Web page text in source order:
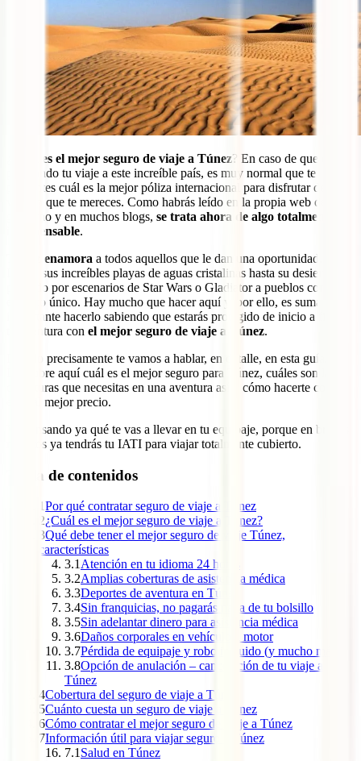
Cuál es el mejor seguro de viaje a Túnez? En caso de que estés
planeando tu viaje a este increíble país, es muy normal que te
preguntes cuál es la mejor póliza internacional para disfrutar de ese
viajazo que te mereces. Como habrás leído en la propia web del
gobierno y en muchos blogs, se trata ahora de algo totalmente
indispensable.
Túnez enamora a todos aquellos que le dan una oportunidad.
Desde sus increíbles playas de aguas cristalinas hasta su desierto,
pasando por escenarios de Star Wars o Gladiator a pueblos con un
encanto único. Hay mucho que hacer aquí y, por ello, es sumamente
importante hacerlo sabiendo que estarás protegido de inicio a fin de
tu aventura con el mejor seguro de viaje a Túnez.
De ello precisamente te vamos a hablar, en detalle, en esta guía.
Descubre aquí cuál es el mejor seguro para Túnez, cuáles son las
coberturas que necesitas en una aventura así y cómo hacerte con
ellas al mejor precio.
Ve pensando ya qué te vas a llevar en tu equipaje, porque en breves
minutos ya tendrás tu IATI para viajar totalmente cubierto.
Tabla de contenidos
1Por qué contratar seguro de viaje a Túnez
2¿Cuál es el mejor seguro de viaje a Túnez?
3Qué debe tener el mejor seguro de viaje Túnez,
características
3.1 Atención en tu idioma 24 horas
3.2Amplias coberturas de asistencia médica
3.3Deportes de aventura en Túnez
3.4Sin franquicias, no pagarás nada de tu bolsillo
3.5Sin adelantar dinero para asistencia médica
3.6Daños corporales en vehículo a motor
3.7Pérdida de equipaje y robo incluido (y mucho más)
3.8Opción de anulación – cancelación de tu viaje a
Túnez
4Cobertura del seguro de viaje a Túnez
5Cuánto cuesta un seguro de viaje a Túnez
6Cómo contratar el mejor seguro de viaje a Túnez
7Información útil para viajar seguro a Túnez
7.1 Salud en Túnez